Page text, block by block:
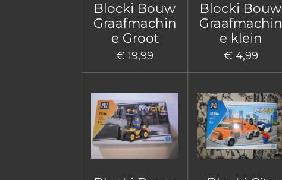
Blocki Bouw
Graafmachin
e Groot
€ 19,99
Blocki Bouw
Graafmachin
e klein
€ 4,99